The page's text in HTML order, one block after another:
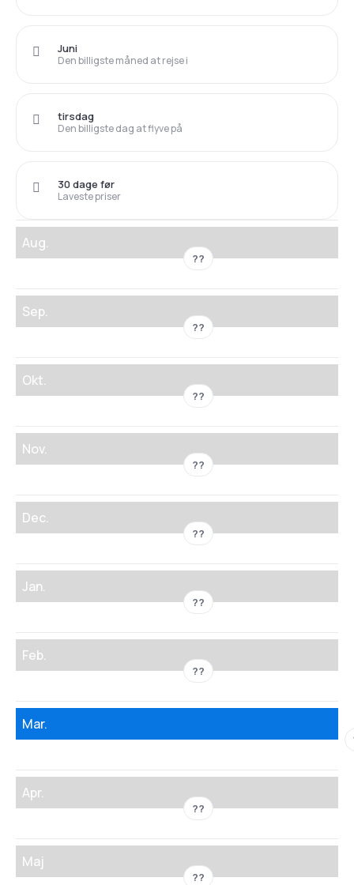
Den billigste måned at rejse i
Juni
Den billigste dag at flyve på
tirsdag
Laveste priser
30 dage før
Aug.
??
Sep.
??
Okt.
??
Nov.
??
Dec.
??
Jan.
??
Feb.
??
Mar.
Apr.
??
Maj
??